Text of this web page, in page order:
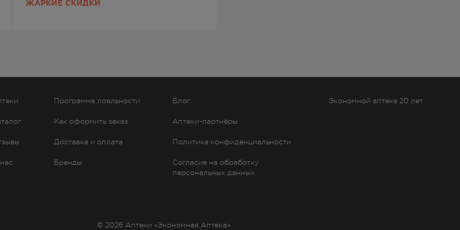
ЖАРКИЕ СКИДКИ
Программа лояльности
Как оформить заказ
Доставка и оплата
Бренды
Блог
Аптеки-партнёры
Политика конфиденциальности
Согласие на обработку
персональных данных
Экономной аптеке 20 лет
© 2026 Аптеки «Экономная Аптека»